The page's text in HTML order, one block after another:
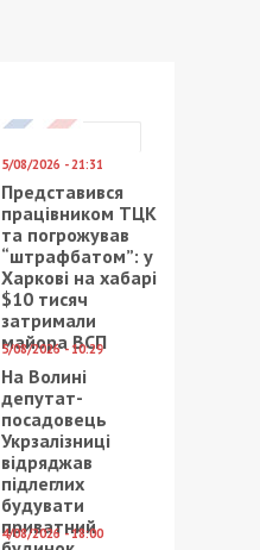
5/08/2026 - 21:31
Представився
працівником ТЦК
та погрожував
“штрафбатом”: у
Харкові на хабарі
$10 тисяч
затримали
майора ВСП
5/08/2026 - 10:29
На Волині
депутат-
посадовець
Укрзалізниці
відряджав
підлеглих
будувати
приватний
4/08/2026 - 18:00